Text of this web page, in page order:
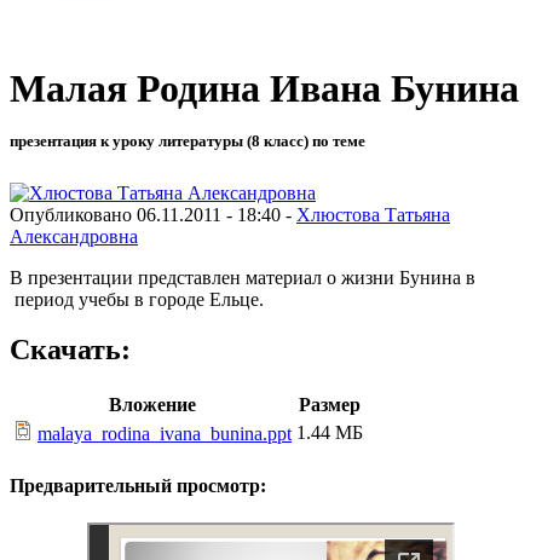
Малая Родина Ивана Бунина
презентация к уроку литературы (8 класс) по теме
Опубликовано 06.11.2011 - 18:40 - Хлюстова Татьяна
Александровна
В презентации представлен материал о жизни Бунина в
период учебы в городе Ельце.
Скачать:
Вложение
Размер
malaya_rodina_ivana_bunina.ppt 1.44 МБ
Предварительный просмотр: